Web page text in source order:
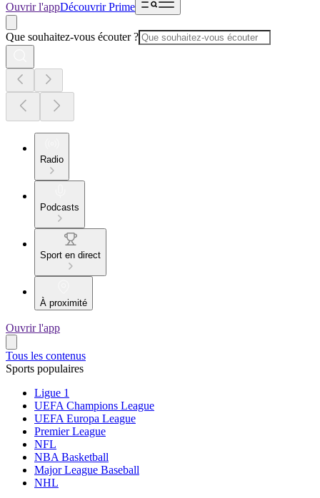
Ouvrir l'appDécouvrir Prime
Que souhaitez-vous écouter ?
Radio
Podcasts
Sport en direct
À proximité
Ouvrir l'app
Tous les contenus
Sports populaires
Ligue 1
UEFA Champions League
UEFA Europa League
Premier League
NFL
NBA Basketball
Major League Baseball
NHL